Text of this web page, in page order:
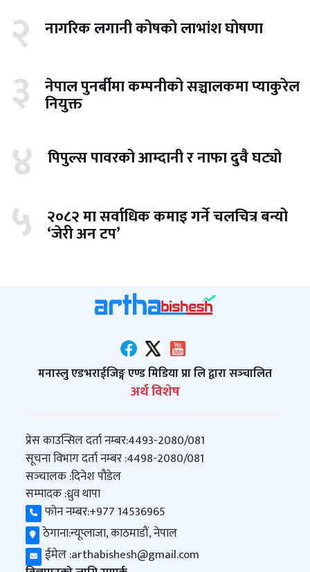
२ नागरिक लगानी कोषको लाभांश घोषणा
३ नेपाल पुनर्बीमा कम्पनीको सञ्चालकमा प्याकुरेल
नियुक्त
४ पिपुल्स पावरको आम्दानी र नाफा दुवै घट्यो
५ २०८२ मा सर्वाधिक कमाइ गर्ने चलचित्र बन्यो
‘जेरी अन टप’
मनास्लु एडभराईजिङ्ग एण्ड मिडिया प्रा लि द्वारा सञ्‍चालित
अर्थ विशेष
प्रेस काउन्सिल दर्ता नम्बर:4493-2080/081
सूचना विभाग दर्ता नम्बर :4498-2080/081
सञ्‍चालक :दिनेश पौडेल
सम्पादक :ध्रुव थापा
फोन नम्बर:+977 14536965
ठेगाना:न्यूप्लाजा, काठमाडौं, नेपाल
ईमेल :arthabishesh@gmail.com